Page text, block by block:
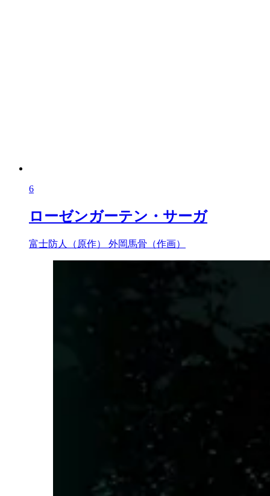
6
ローゼンガーテン・サーガ
富士防人（原作） 外岡馬骨（作画）